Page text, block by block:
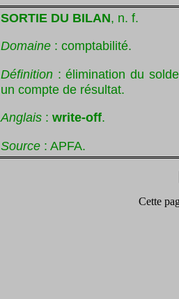
SORTIE DU BILAN, n. f.
Domaine : comptabilité.
Définition : élimination du
un compte de résultat.
Anglais : write-off.
Source : APFA.
Cette